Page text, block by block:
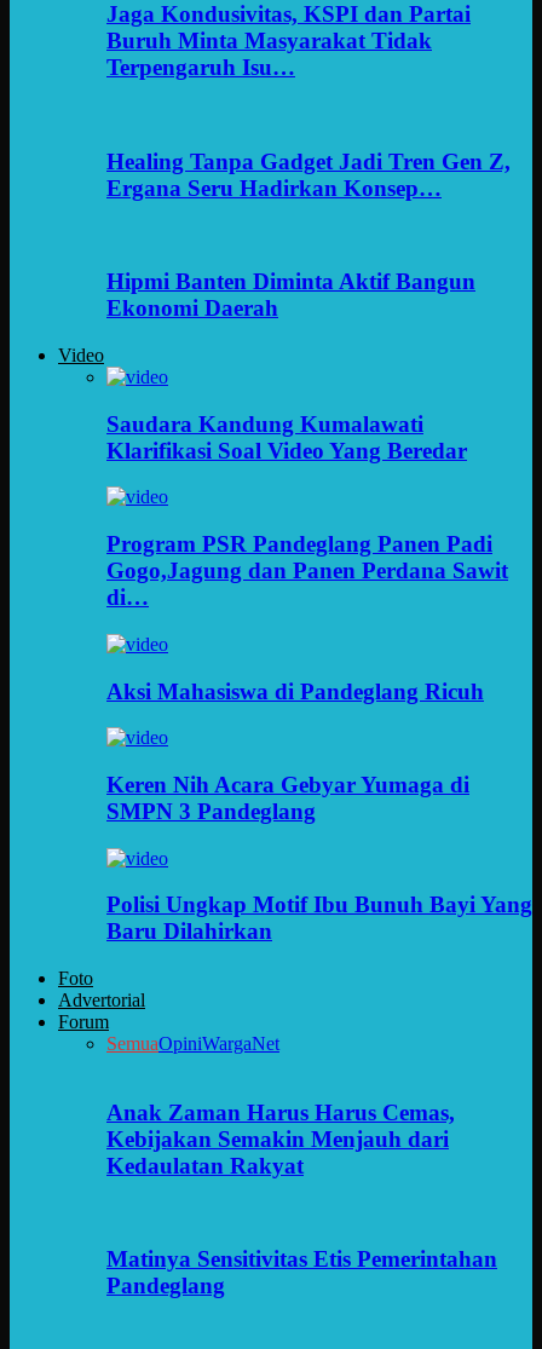
Jaga Kondusivitas, KSPI dan Partai
Buruh Minta Masyarakat Tidak
Terpengaruh Isu…
Healing Tanpa Gadget Jadi Tren Gen Z,
Ergana Seru Hadirkan Konsep…
Hipmi Banten Diminta Aktif Bangun
Ekonomi Daerah
Video
Saudara Kandung Kumalawati
Klarifikasi Soal Video Yang Beredar
Program PSR Pandeglang Panen Padi
Gogo,Jagung dan Panen Perdana Sawit
di…
Aksi Mahasiswa di Pandeglang Ricuh
Keren Nih Acara Gebyar Yumaga di
SMPN 3 Pandeglang
Polisi Ungkap Motif Ibu Bunuh Bayi Yang
Baru Dilahirkan
Foto
Advertorial
Forum
SemuaOpiniWargaNet
Anak Zaman Harus Harus Cemas,
Kebijakan Semakin Menjauh dari
Kedaulatan Rakyat
Matinya Sensitivitas Etis Pemerintahan
Pandeglang